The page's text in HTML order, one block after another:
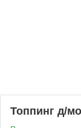
Топпинг д/